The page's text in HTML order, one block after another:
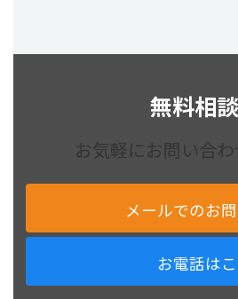
無料相談
お気軽にお問い合
メールでのお
お電話は